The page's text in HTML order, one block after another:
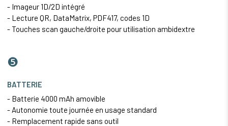
- Imageur 1D/2D intégré
- Lecture QR, DataMatrix, PDF417, codes 1D
- Touches scan gauche/droite pour utilisation ambidextre
❺
BATTERIE
- Batterie 4000 mAh amovible
- Autonomie toute journée en usage standard
- Remplacement rapide sans outil